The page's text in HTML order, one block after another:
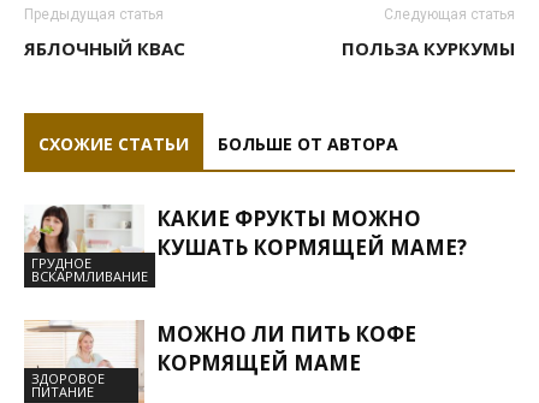
Предыдущая статья
ЯБЛОЧНЫЙ КВАС
Следующая статья
ПОЛЬЗА КУРКУМЫ
СХОЖИЕ СТАТЬИ БОЛЬШЕ ОТ АВТОРА
ГРУДНОЕ
ВСКАРМЛИВАНИЕ
КАКИЕ ФРУКТЫ МОЖНО
КУШАТЬ КОРМЯЩЕЙ МАМЕ?
ЗДОРОВОЕ
ПИТАНИЕ
МОЖНО ЛИ ПИТЬ КОФЕ
КОРМЯЩЕЙ МАМЕ